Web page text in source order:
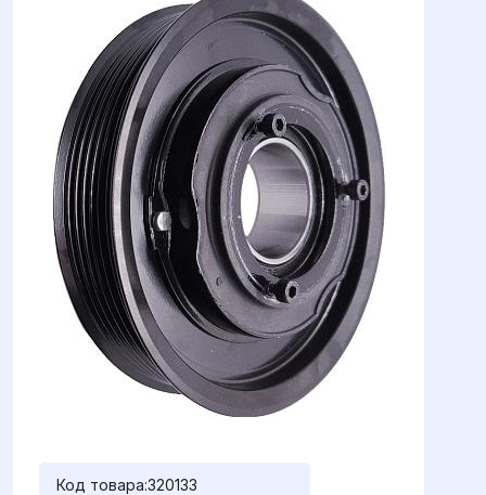
Код товара:320133